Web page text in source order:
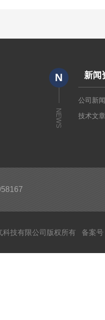
N
NEWS
新闻
公司新
技术文
科技有限公司版权所有 备案号